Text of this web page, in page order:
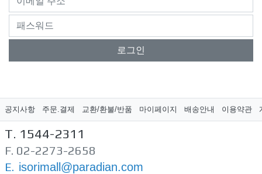
로그인
공지사항 주문.결제 교환/환불/반품 마이페이지 배송안내 이용약관
T. 1544-2311
F. 02-2273-2658
E. isorimall@paradian.com